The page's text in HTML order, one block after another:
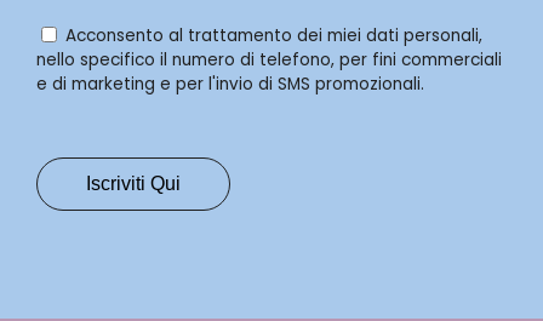
Acconsento al trattamento dei miei dati personali,
nello specifico il numero di telefono, per fini commerciali
e di marketing e per l'invio di SMS promozionali.